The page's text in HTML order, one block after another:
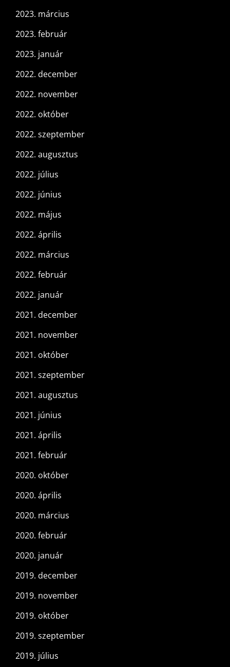
2023. március
2023. február
2023. január
2022. december
2022. november
2022. október
2022. szeptember
2022. augusztus
2022. július
2022. június
2022. május
2022. április
2022. március
2022. február
2022. január
2021. december
2021. november
2021. október
2021. szeptember
2021. augusztus
2021. június
2021. április
2021. február
2020. október
2020. április
2020. március
2020. február
2020. január
2019. december
2019. november
2019. október
2019. szeptember
2019. július